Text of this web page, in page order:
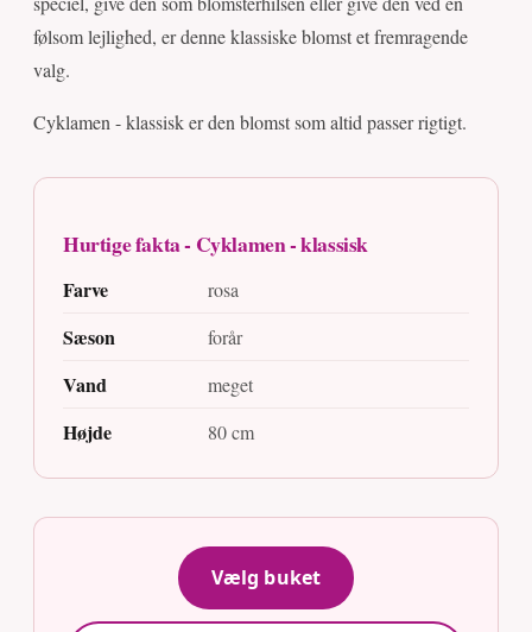
følsom lejlighed, er denne klassiske blomst et fremragende
valg.
Cyklamen - klassisk er den blomst som altid passer rigtigt.
Hurtige fakta - Cyklamen - klassisk
Farve rosa
Sæson forår
Vand meget
Højde 80 cm
Vælg buket